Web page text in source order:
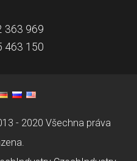
363 969
463 150
- 2020 Všechna práva